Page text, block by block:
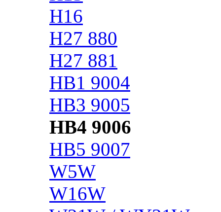
H16
H27 880
H27 881
HB1 9004
HB3 9005
HB4 9006
HB5 9007
W5W
W16W